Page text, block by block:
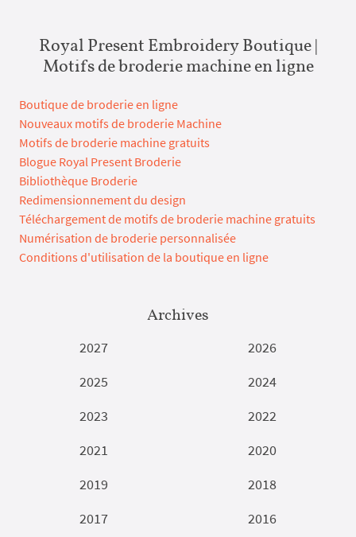
Royal Present Embroidery Boutique |
Motifs de broderie machine en ligne
Boutique de broderie en ligne
Nouveaux motifs de broderie Machine
Motifs de broderie machine gratuits
Blogue Royal Present Broderie
Bibliothèque Broderie
Redimensionnement du design
Téléchargement de motifs de broderie machine gratuits
Numérisation de broderie personnalisée
Conditions d'utilisation de la boutique en ligne
Archives
2027
2026
2025
2024
2023
2022
2021
2020
2019
2018
2017
2016